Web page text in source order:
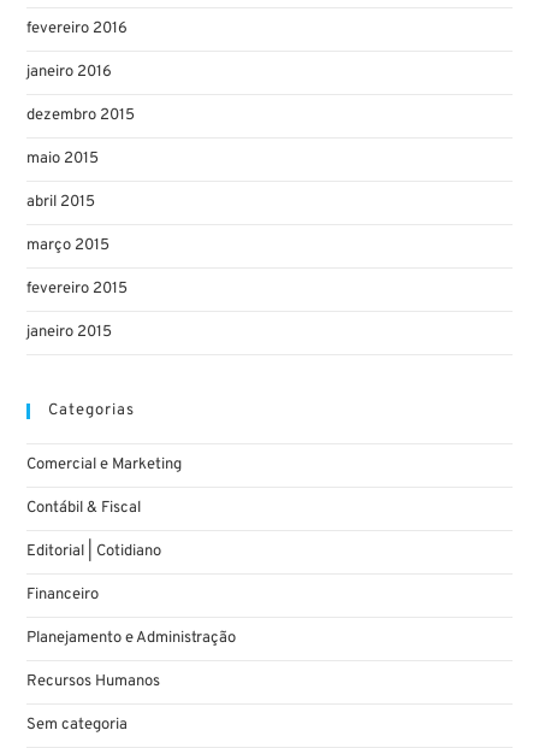
fevereiro 2016
janeiro 2016
dezembro 2015
maio 2015
abril 2015
março 2015
fevereiro 2015
janeiro 2015
Categorias
Comercial e Marketing
Contábil & Fiscal
Editorial | Cotidiano
Financeiro
Planejamento e Administração
Recursos Humanos
Sem categoria